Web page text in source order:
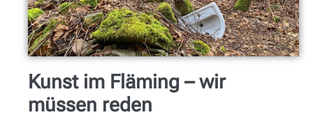
Kunst im Fläming – wir
müssen reden